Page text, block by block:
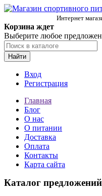
Интернет
Корзина ждет
Выберите любое
Найти
Вход
Регистрация
Главная
Блог
О нас
О питании
Доставка
Оплата
Контакты
Карта сайта
Каталог предложений